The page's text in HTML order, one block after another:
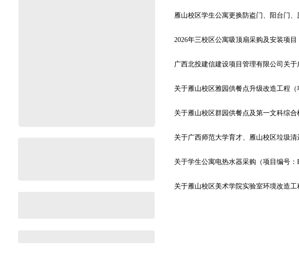
雁山校区学生公寓更换防盗门、阳台门
2026年三校区公寓吸顶扇采购及安装项
关于雁山校区雅园供餐点升级改造工程
关于广西师范大学育才、雁山校区垃圾
关于学生公寓电热水器采购（项目编号
关于雁山校区美术学院实验室环境改造